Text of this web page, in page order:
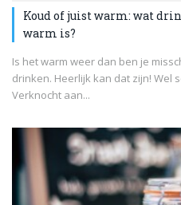
Koud of juist warm: wat
warm is?
Is het warm weer dan ben je
drinken. Heerlijk kan dat zijn! Wel
Verknocht aan...